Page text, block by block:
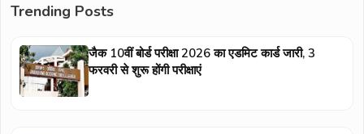
Trending Posts
जैक 10वीं बोर्ड परीक्षा 2026 का एडमिट कार्ड जारी, 3
फरवरी से शुरू होंगी परीक्षाएं